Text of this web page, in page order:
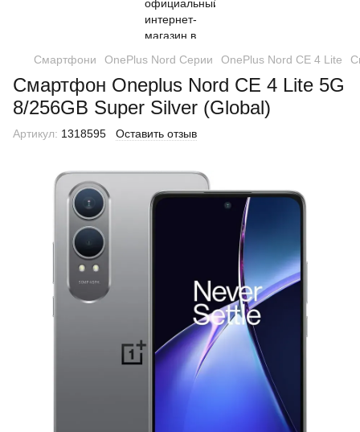
Смартфони OnePlus Nord Серии OnePlus Nord CE 4 Lite
Смартфон Oneplus Nord CE 4 Lite 5G
8/256GB Super Silver (Global)
Артикул: 1318595 Оставить отзыв